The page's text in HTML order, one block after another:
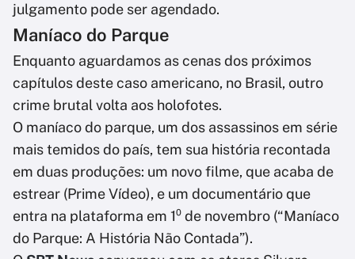
julgamento pode ser agendado.
Maníaco do Parque
Enquanto aguardamos as cenas dos próximos
capítulos deste caso americano, no Brasil, outro
crime brutal volta aos holofotes.
O maníaco do parque, um dos assassinos em série
mais temidos do país, tem sua história recontada
em duas produções: um novo filme, que acaba de
estrear (Prime Vídeo), e um documentário que
entra na plataforma em 1⁰ de novembro (“Maníaco
do Parque: A História Não Contada”).